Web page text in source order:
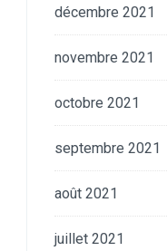
décembre 2021
novembre 2021
octobre 2021
septembre 2021
août 2021
juillet 2021